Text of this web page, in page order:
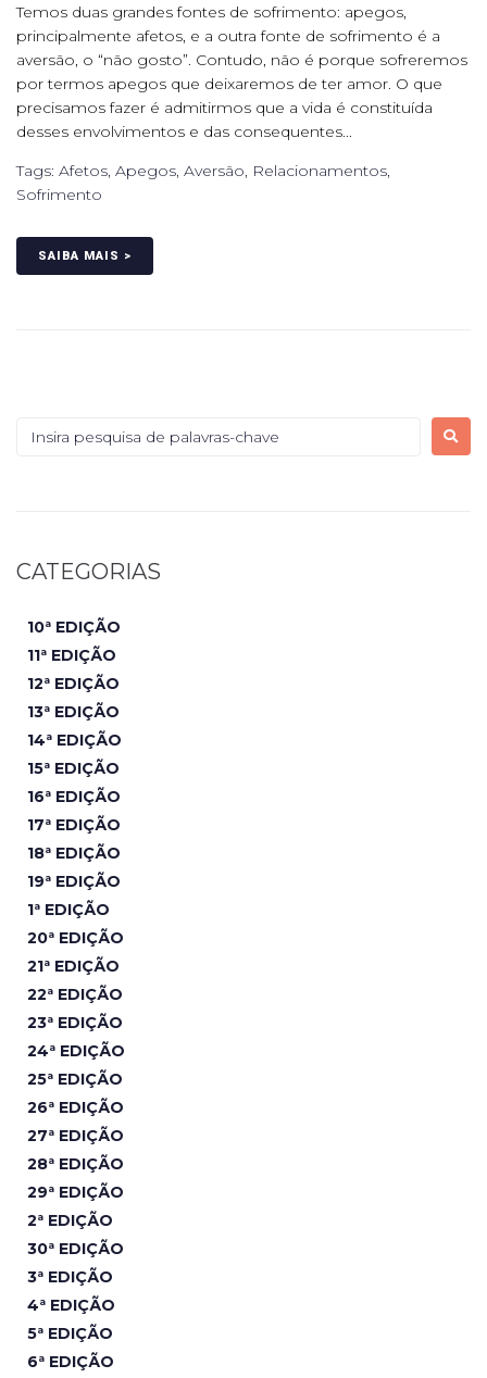
Temos duas grandes fontes de sofrimento: apegos,
principalmente afetos, e a outra fonte de sofrimento é a
aversão, o “não gosto”. Contudo, não é porque sofreremos
por termos apegos que deixaremos de ter amor. O que
precisamos fazer é admitirmos que a vida é constituída
desses envolvimentos e das consequentes...
Tags: Afetos, Apegos, Aversão, Relacionamentos,
Sofrimento
SAIBA MAIS >
CATEGORIAS
10ª EDIÇÃO
11ª EDIÇÃO
12ª EDIÇÃO
13ª EDIÇÃO
14ª EDIÇÃO
15ª EDIÇÃO
16ª EDIÇÃO
17ª EDIÇÃO
18ª EDIÇÃO
19ª EDIÇÃO
1ª EDIÇÃO
20ª EDIÇÃO
21ª EDIÇÃO
22ª EDIÇÃO
23ª EDIÇÃO
24ª EDIÇÃO
25ª EDIÇÃO
26ª EDIÇÃO
27ª EDIÇÃO
28ª EDIÇÃO
29ª EDIÇÃO
2ª EDIÇÃO
30ª EDIÇÃO
3ª EDIÇÃO
4ª EDIÇÃO
5ª EDIÇÃO
6ª EDIÇÃO